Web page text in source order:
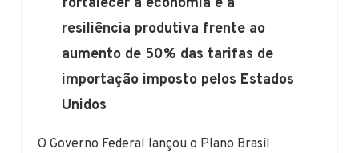
resiliência produtiva frente ao
aumento de 50% das tarifas de
importação imposto pelos Estados
Unidos
O Governo Federal lançou o Plano Brasil